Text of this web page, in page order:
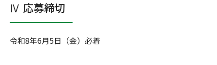
Ⅳ 応募締切
令和8年6月5日（金）必着